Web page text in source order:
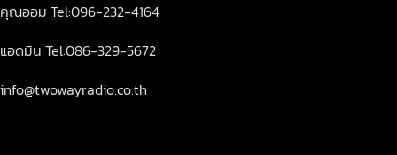
คุณออม Tel:096-232-4164
แอดมิน Tel:086-329-5672
info@twowayradio.co.th